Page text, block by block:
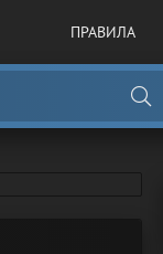
ПРАВИЛА